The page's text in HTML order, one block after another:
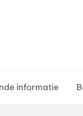
informatie